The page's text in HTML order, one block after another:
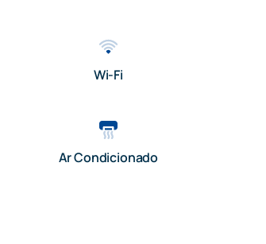
Wi-Fi
Ar Condicionado